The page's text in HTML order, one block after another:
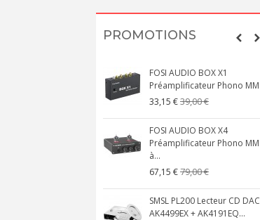
PROMOTIONS
FOSI AUDIO BOX X1
Préamplificateur Phono MM
33,15 €39,00 €
FOSI AUDIO BOX X4
Préamplificateur Phono MM
à...
67,15 €79,00 €
SMSL PL200 Lecteur CD DAC
AK4499EX + AK4191EQ...